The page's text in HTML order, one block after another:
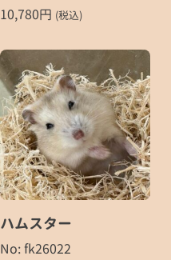
10,780円 (税込)
ハムスター
No: fk26022